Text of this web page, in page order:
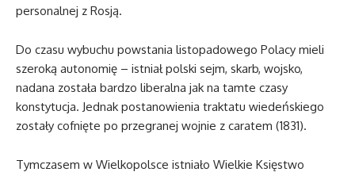
personalnej z Rosją.
Do czasu wybuchu powstania listopadowego Polacy mieli
szeroką autonomię – istniał polski sejm, skarb, wojsko,
nadana została bardzo liberalna jak na tamte czasy
konstytucja. Jednak postanowienia traktatu wiedeńskiego
zostały cofnięte po przegranej wojnie z caratem (1831).
Tymczasem w Wielkopolsce istniało Wielkie Księstwo